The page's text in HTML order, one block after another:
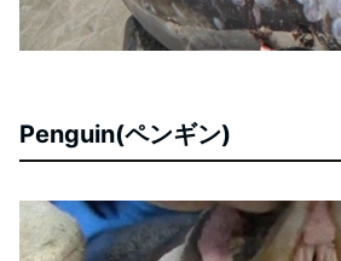
Penguin(ペンギン)